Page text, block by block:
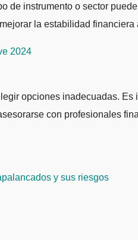
instrumento o sector
la estabilidad financiera
2024
opciones inadecuadas.
con profesionales
y sus riesgos